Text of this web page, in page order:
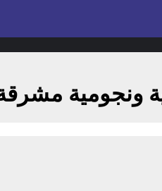
ونجومية